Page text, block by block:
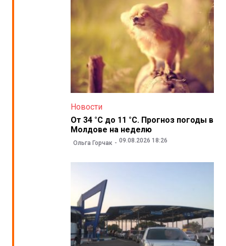
Новости
От 34 °C до 11 °C. Прогноз погоды в
Молдове на неделю
Ольга Горчак 09.08.2026 18:26